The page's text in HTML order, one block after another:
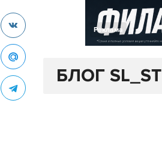
Реклама
БЛОГ SL_ST